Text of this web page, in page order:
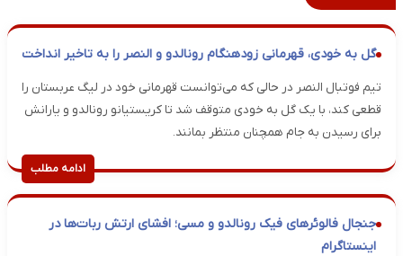
گل به خودی، قهرمانی زودهنگام رونالدو و النصر را به تاخیر انداخت
تیم فوتبال النصر در حالی که می‌توانست قهرمانی خود در لیگ عربستان را
قطعی کند، با یک گل به خودی متوقف شد تا کریستیانو رونالدو و یارانش
برای رسیدن به جام همچنان منتظر بمانند.
ادامه مطلب
جنجال فالوئرهای فیک رونالدو و مسی؛ افشای ارتش ربات‌ها در
اینستاگرام